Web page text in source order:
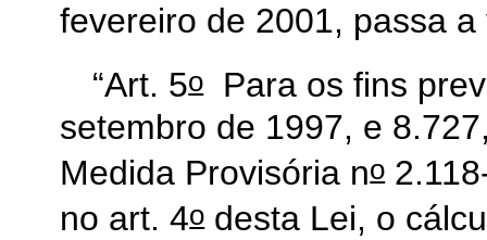
fevereiro de 2001, passa
“Art. 5oPara os fins
setembro de 1997, e
Medida Provisória no
no art. 4odesta Lei, o